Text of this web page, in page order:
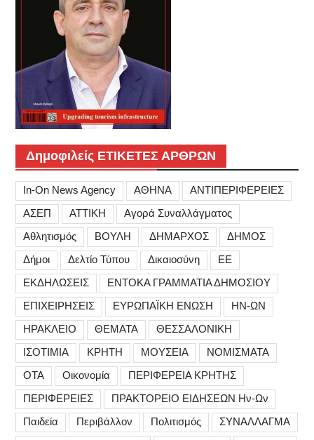
Δημοφιλείς ΕΤΙΚΕΤΕΣ ΑΡΘΡΩΝ
In-On News Agency ΑΘΗΝΑ
ΑΝΤΙΠΕΡΙΦΕΡΕΙΕΣ
ΑΣΕΠ
ΑΤΤΙΚΗ
Αγορά Συναλλάγματος
Αθλητισμός
ΒΟΥΛΗ ΔΗΜΑΡΧΟΣ
ΔΗΜΟΣ
Δήμοι
Δελτίο Τύπου Δικαιοσύνη
ΕΕ
ΕΚΔΗΛΩΣΕΙΣ
ΕΝΤΟΚΑ ΓΡΑΜΜΑΤΙΑ ΔΗΜΟΣΙΟΥ
ΕΠΙΧΕΙΡΗΣΕΙΣ
ΕΥΡΩΠΑΪΚΗ ΕΝΩΣΗ
ΗΝ-ΩΝ
ΗΡΑΚΛΕΙΟ
ΘΕΜΑΤΑ
ΘΕΣΣΑΛΟΝΙΚΗ
ΙΣΟΤΙΜΙΑ
ΚΡΗΤΗ ΜΟΥΣΕΙΑ
ΝΟΜΙΣΜΑΤΑ
ΟΤΑ
Οικονομία
ΠΕΡΙΦΕΡΕΙΑ ΚΡΗΤΗΣ
ΠΕΡΙΦΕΡΕΙΕΣ
ΠΡΑΚΤΟΡΕΙΟ ΕΙΔΗΣΕΩΝ Ην-Ων
Παιδεία
Περιβάλλον Πολιτισμός
ΣΥΝΑΛΛΑΓΜΑ